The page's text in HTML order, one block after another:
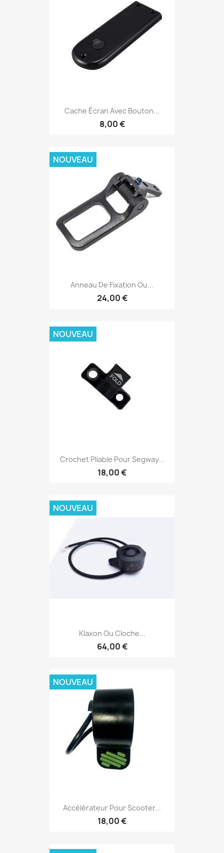
Cache Écran Avec Bouton...
8,00 €
Anneau De Fixation Ou...
24,00 €
NOUVEAU
Crochet Pliable Pour Segway...
18,00 €
NOUVEAU
Klaxon Ou Cloche...
64,00 €
NOUVEAU
Accélérateur Pour Scooter...
18,00 €
NOUVEAU